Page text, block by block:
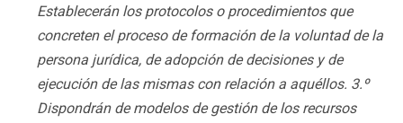
Establecerán los protocolos o procedimientos que
concreten el proceso de formación de la voluntad de la
persona jurídica, de adopción de decisiones y de
ejecución de las mismas con relación a aquéllos. 3.º
Dispondrán de modelos de gestión de los recursos